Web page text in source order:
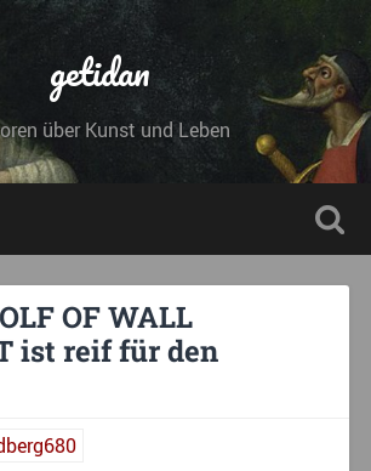
getidan
über Kunst und Leben
OF WALL
ist reif für den